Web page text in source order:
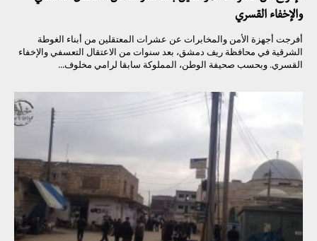
والإخفاء القسري
أفرجت أجهزة الأمن والمخابرات عن عشرات المعتقلين من أبناء الغوطة
الشرقية في محافظة ريف دمشق، بعد سنوات من الاعتقال التعسفي والإخفاء
القسري. وبحسب صحيفة الوطن، المملوكة سابقا لرامي مخلوف...